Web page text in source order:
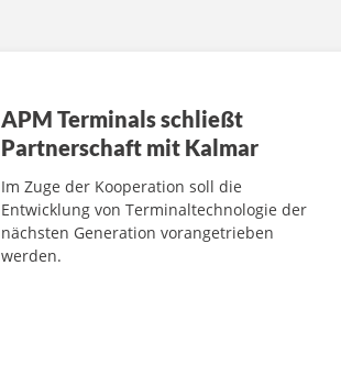
APM Terminals schließt
Partnerschaft mit Kalmar
Im Zuge der Kooperation soll die
Entwicklung von Terminaltechnologie der
nächsten Generation vorangetrieben
werden.